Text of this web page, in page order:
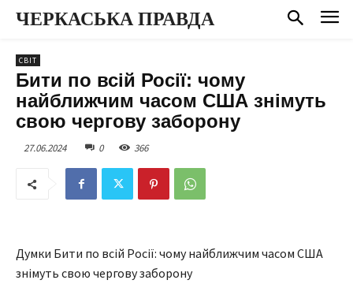
ЧЕРКАСЬКА ПРАВДА
СВІТ
Бити по всій Росії: чому
найближчим часом США знімуть
свою чергову заборону
27.06.2024 0 366
Думки Бити по всій Росії: чому найближчим часом США
знімуть свою чергову заборону